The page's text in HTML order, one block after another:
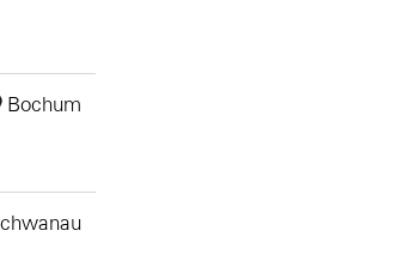
Bochum